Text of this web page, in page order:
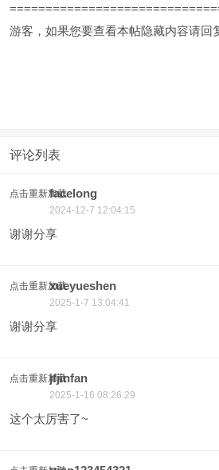
游客，如果您要查看本帖隐藏内容请回
评论列表
点击重新加载facelong
2024-12-7 12:04:15
谢谢分享
点击重新加载xueyueshen
2025-1-7 13:04:41
谢谢分享
点击重新加载jfjinfan
2025-1-16 08:26:29
这个太厉害了~